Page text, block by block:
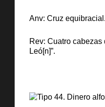
Anv: Cruz
Rev: Cuatro cabezas
Leó[n]”.